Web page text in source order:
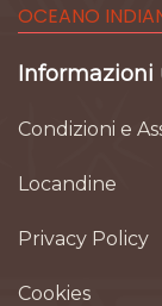
OCEANO
Informazioni
Condizioni e
Locandine
Privacy Policy
Cookies